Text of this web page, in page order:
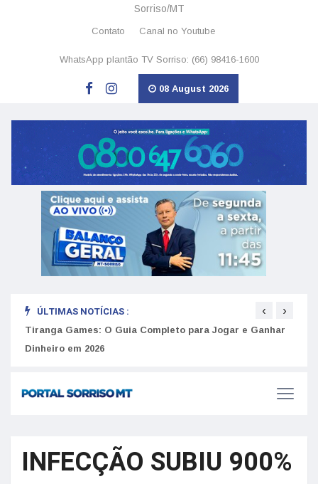
Sorriso/MT
Contato Canal no Youtube
WhatsApp plantão TV Sorriso: (66) 98416-1600
08 August 2026
ÚLTIMAS NOTÍCIAS :
Tiranga Games: O Guia Completo para Jogar e Ganhar
Dinheiro em 2026
‹ ›
INFECÇÃO SUBIU 900%